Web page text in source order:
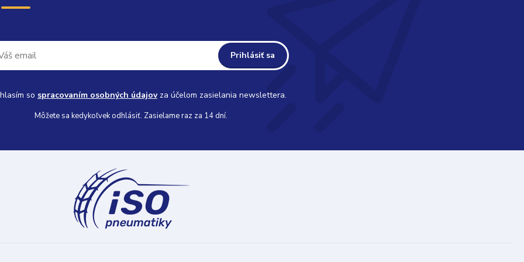
Prihlásiť sa
so spracovaním osobných údajovza účelom zasielania newslettera.
Môžete sa kedykoľvek odhlásiť. Zasielame raz za 14 dní.